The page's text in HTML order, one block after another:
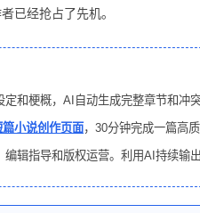
已经抢占了先机。
定和梗概，AI自动生成完整章节和冲
篇小说创作页面，30分钟完成一篇高
辑指导和版权运营。利用AI持续输